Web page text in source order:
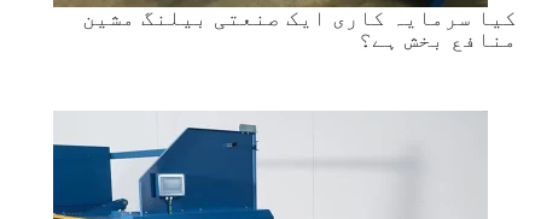
کیا سرمایہ کاری ایک صنعتی بیلنگ مشین
منافع بخش ہے؟